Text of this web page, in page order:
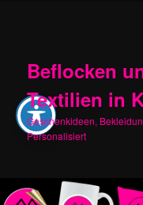
Beflocken
Textilien in
Geschenkideen,
Personalisiert